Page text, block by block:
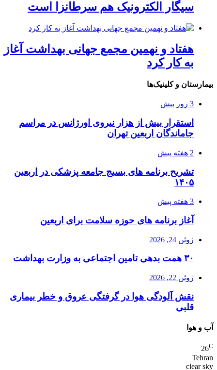
سیگار الکترونیک هم سرطانزا است
هفتاد و نهمین مجمع جهانی بهداشت آغاز
به کار کرد
بیمارستان و کلینیک‌ها
3 روز پیش
استقرار بیش از هزار نیروی اورژانس در مراسم
جاماندگان اربعین تهران
2 هفته پیش
تشریح برنامه های بسیج جامعه پزشکی در اربعین
۱۴۰۵
3 هفته پیش
آغاز برنامه های حوزه سلامت برای اربعین
ژوئن 24, 2026
۳۰ همت بدهی تامین اجتماعی به وزارت بهداشت
ژوئن 22, 2026
نقش آلودگی هوا در گرفتگی عروق و خطر بیماری
قلبی
آب و هوا
26C
Tehran
clear sky